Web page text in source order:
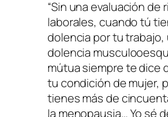
“Sin una evaluación de
laborales, cuando tú
dolencia por tu trabajo,
dolencia
mútua siempre te dice
tu condición de mujer,
tienes más de
la menopausia… Yo sé